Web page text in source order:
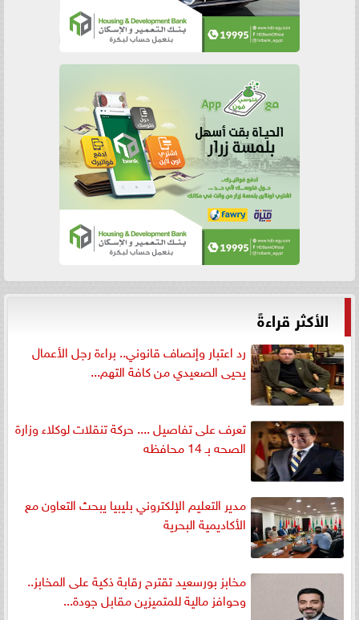
الأكثر قراءةً
رد اعتبار وإنصاف قانوني.. براءة رجل الأعمال
يحيى الصعيدي من كافة التهم...
تعرف على تفاصيل .... حركة تنقلات لوكلاء وزارة
الصحه بـ 14 محافظه
مدير التعليم الإلكتروني بليبيا يبحث التعاون مع
الأكاديمية البحرية
مخابز بورسعيد تقترح رقابة ذكية على المخابز..
وحوافز مالية للمتميزين مقابل جودة...